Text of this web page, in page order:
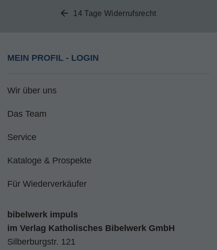
14 Tage Widerrufsrecht
MEIN PROFIL - LOGIN
Wir über uns
Das Team
Service
Kataloge & Prospekte
Für Wiederverkäufer
bibelwerk impuls
im Verlag Katholisches Bibelwerk GmbH
Silberburgstr. 121